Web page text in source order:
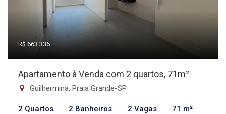
R$ 663.336
Apartamento à Venda com 2 quartos, 71m²
Guilhermina, Praia Grande-SP
2 Quartos 2 Banheiros 2 Vagas 71 m²